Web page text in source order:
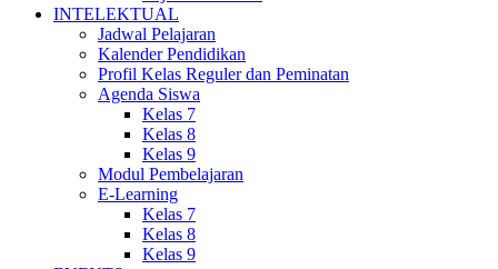
INTELEKTUAL
Jadwal Pelajaran
Kalender Pendidikan
Profil Kelas Reguler dan Peminatan
Agenda Siswa
Kelas 7
Kelas 8
Kelas 9
Modul Pembelajaran
E-Learning
Kelas 7
Kelas 8
Kelas 9